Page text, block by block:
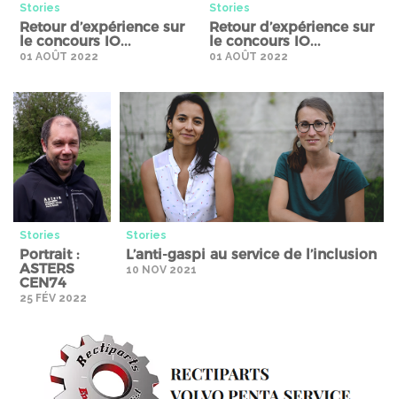
Stories
Retour d’expérience sur
le concours IO...
01 AOÛT 2022
Stories
Retour d’expérience sur
le concours IO...
01 AOÛT 2022
Stories" />
Stories
Portrait :
ASTERS
CEN74
25 FÉV 2022
Stories" />
Stories
L’anti-gaspi au service de l’inclusion
10 NOV 2021